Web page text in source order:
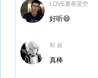
LOVE夏夜星空
好听😄
和 叔
真棒